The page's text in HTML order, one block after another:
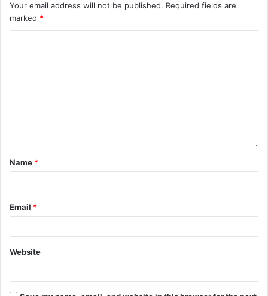
Your email address will not be published. Required fields are
marked *
Name *
Email *
Website